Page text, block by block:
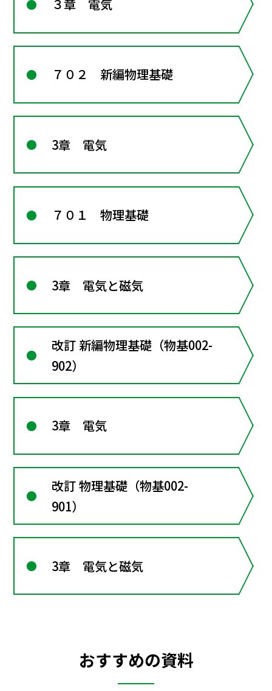
３章 電気
７０２ 新編物理基礎
3章 電気
７０１ 物理基礎
3章 電気と磁気
改訂 新編物理基礎（物基002-
902）
3章 電気
改訂 物理基礎（物基002-
901）
3章 電気と磁気
おすすめの資料